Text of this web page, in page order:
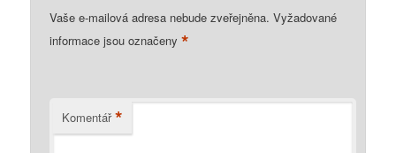
Vaše e-mailová adresa nebude zveřejněna. Vyžadované
informace jsou označeny*
Komentář *